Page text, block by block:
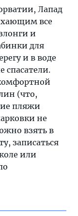
Лапад
все
и
для
и в воде
спасатели.
(что,
пляжи
не
взять в
записаться
или